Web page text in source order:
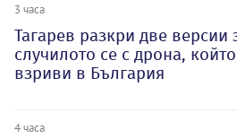
3 часа
Тагарев разкри две версии
случилото се с дрона,
взриви в България
4 часа